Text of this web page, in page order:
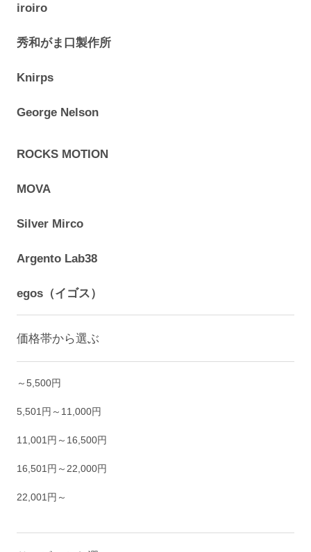
iroiro
秀和がま口製作所
Knirps
George Nelson
ROCKS MOTION
MOVA
Silver Mirco
Argento Lab38
egos（イゴス）
価格帯から選ぶ
～5,500円
5,501円～11,000円
11,001円～16,500円
16,501円～22,000円
22,001円～